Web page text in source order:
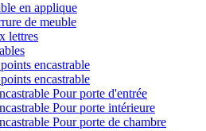
en applique
de meuble
lettres
encastrable
encastrable
Pour porte d'entrée
Pour porte intérieure
Pour porte de chambre